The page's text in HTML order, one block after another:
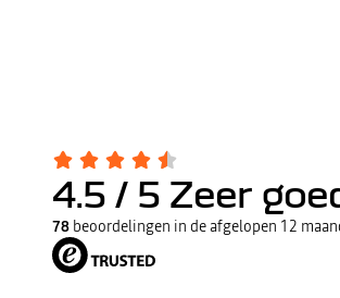
4.5 / 5 Zeer
78 beoordelingen in de afgelopen 12